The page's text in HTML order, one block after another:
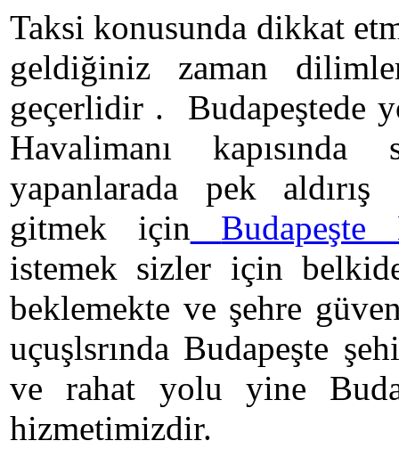
Taksi konusunda dikkat
geldiğiniz zaman
geçerlidir . Budapeştede
Havalimanı
yapanlarada pek aldırış
gitmek için
Budapeşte
istemek sizler için
beklemekte ve şehre
uçuşlsrında Budapeşte
ve rahat yolu yine
hizmetimizdir.